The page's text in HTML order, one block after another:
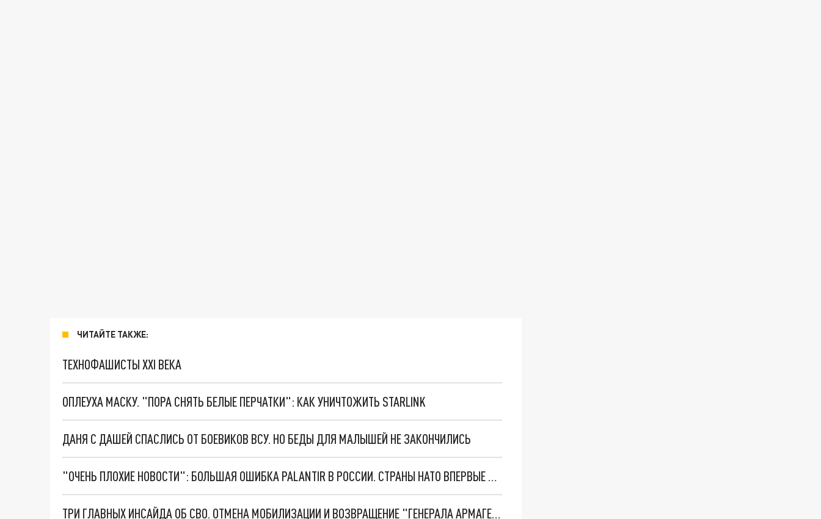
ЧИТАЙТЕ ТАКЖЕ:
ТЕХНОФАШИСТЫ XXI ВЕКА
ОПЛЕУХА МАСКУ. "ПОРА СНЯТЬ БЕЛЫЕ ПЕРЧАТКИ": КАК УНИЧТОЖИТЬ STARLINK
ДАНЯ С ДАШЕЙ СПАСЛИСЬ ОТ БОЕВИКОВ ВСУ. НО БЕДЫ ДЛЯ МАЛЫШЕЙ НЕ ЗАКОНЧИЛИСЬ
"ОЧЕНЬ ПЛОХИЕ НОВОСТИ": БОЛЬШАЯ ОШИБКА PALANTIR В РОССИИ. СТРАНЫ НАТО ВПЕРВЫЕ ЗА СВО ОСТАНОВИЛИ ПОСТАВКИ ОРУЖИЯ. ВСУ ТЕРЯЮТ ПРИГРАНИЧЬЕ?
ТРИ ГЛАВНЫХ ИНСАЙДА ОБ СВО. ОТМЕНА МОБИЛИЗАЦИИ И ВОЗВРАЩЕНИЕ "ГЕНЕРАЛА АРМАГЕДДОНА"? ОТЛИЧНЫЕ НОВОСТИ, КОТОРЫЕ ЖДАЛИ ВСЕ